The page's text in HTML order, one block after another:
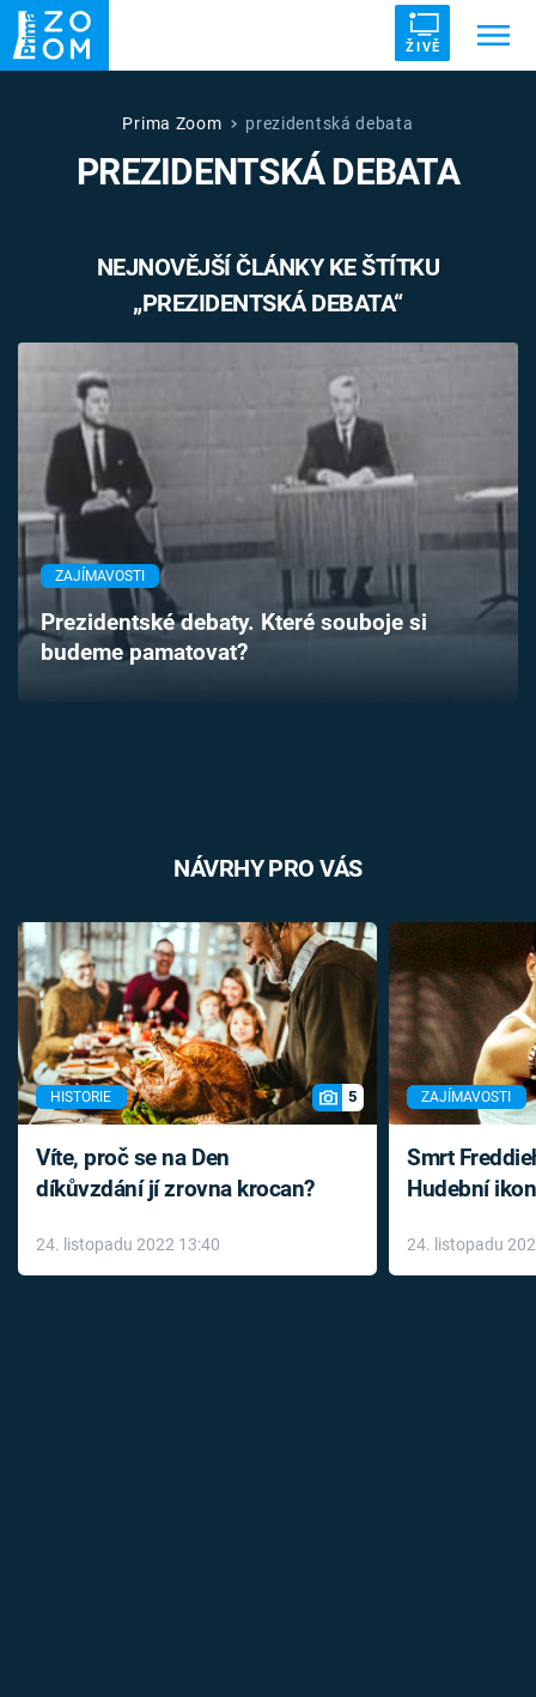
ŽIVĚ
ZRÁDCI DRUHÁ SVĚTOVÁ VÁLKA
ZÁHADY VETŘELCI DÁVNOVĚKU
Témata
Pořady
TV Program
Časopis
Sledujte prima+
Prima Zoom prezidentská debata
PREZIDENTSKÁ DEBATA
NEJNOVĚJŠÍ ČLÁNKY KE ŠTÍTKU
„PREZIDENTSKÁ DEBATA“
ZAJÍMAVOSTI
Prezidentské debaty. Které souboje si
budeme pamatovat?
NÁVRHY PRO VÁS
HISTORIE 5
Víte, proč se na Den
díkůvzdání jí zrovna krocan?
24. listopadu 2022 13:40
ZAJÍMAVOSTI
Smrt
Hudební
léky
24. listopadu